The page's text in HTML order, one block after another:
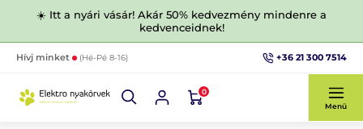
☀️ Itt a nyári vásár! Akár 50% kedvezmény mindenre a
kedvenceidnek!
Hívj minket (Hé-Pé 8-16) +36 21 300 7514
0
Menü